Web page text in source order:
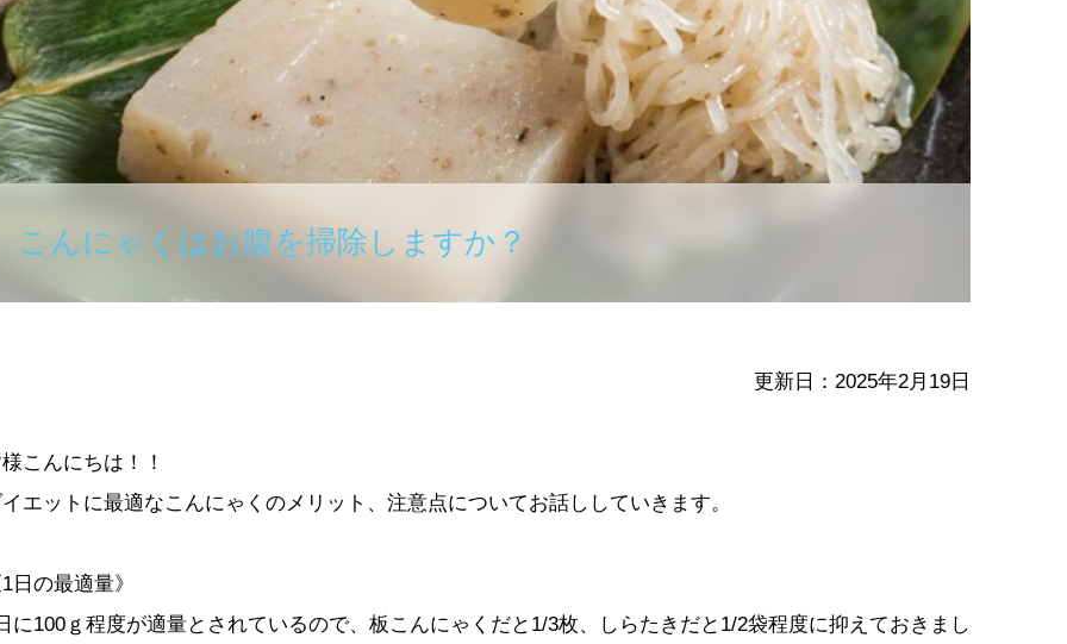
こんにゃくはお腹を掃除しますか？
更新日：2025年2月19日
こんにちは！！
イエットに最適なこんにゃくのメリット、注意点についてお話ししていきます。
1日の最適量》
に100ｇ程度が適量とされているので、板こんにゃくだと1/3枚、しらたきだと1/2袋程度に抑えておきまし